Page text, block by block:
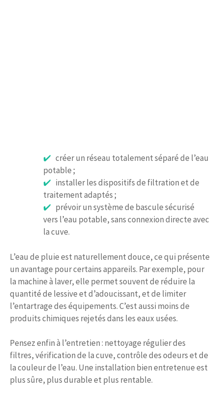
créer un réseau totalement séparé de l’eau
potable ;
installer les dispositifs de filtration et de
traitement adaptés ;
prévoir un système de bascule sécurisé
vers l’eau potable, sans connexion directe avec
la cuve.
L’eau de pluie est naturellement douce, ce qui présente
un avantage pour certains appareils. Par exemple, pour
la machine à laver, elle permet souvent de réduire la
quantité de lessive et d’adoucissant, et de limiter
l’entartrage des équipements. C’est aussi moins de
produits chimiques rejetés dans les eaux usées.
Pensez enfin à l’entretien : nettoyage régulier des
filtres, vérification de la cuve, contrôle des odeurs et de
la couleur de l’eau. Une installation bien entretenue est
plus sûre, plus durable et plus rentable.